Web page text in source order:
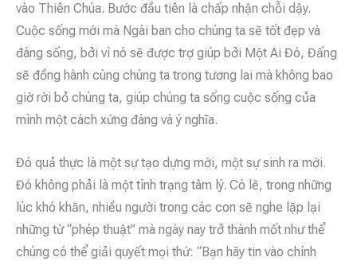
vào Thiên Chúa. Bước đầu tiên là chấp nhận chỗi dậy.
Cuộc sống mới mà Ngài ban cho chúng ta sẽ tốt đẹp và
đáng sống, bởi vì nó sẽ được trợ giúp bởi Một Ai Đó, Đấng
sẽ đồng hành cùng chúng ta trong tương lai mà không bao
giờ rời bỏ chúng ta, giúp chúng ta sống cuộc sống của
mình một cách xứng đáng và ý nghĩa.
Đó quả thực là một sự tạo dựng mới, một sự sinh ra mới.
Đó không phải là một tình trạng tâm lý. Có lẽ, trong những
lúc khó khăn, nhiều người trong các con sẽ nghe lặp lại
những từ “phép thuật” mà ngày nay trở thành mốt như thể
chúng có thể giải quyết mọi thứ: “Bạn hãy tin vào chính